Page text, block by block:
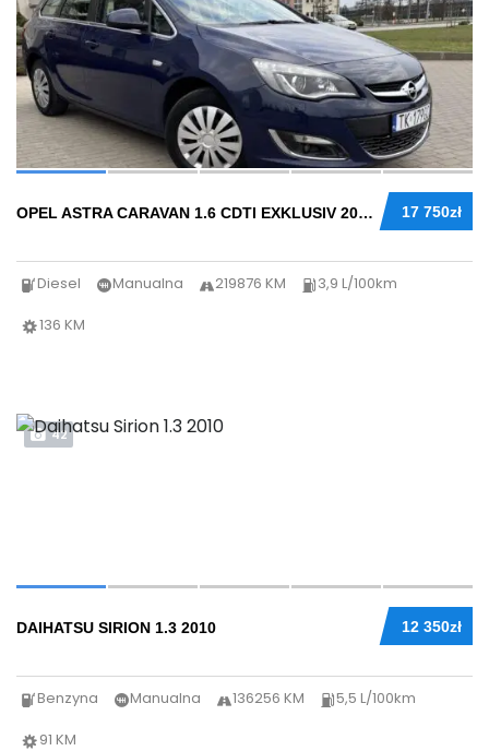
43
17 750zł
OPEL ASTRA CARAVAN 1.6 CDTI EXKLUSIV 2014...
Diesel Manualna 219876 KM
3,9 L/100km
136 KM
42
12 350zł
DAIHATSU SIRION 1.3 2010
Benzyna Manualna 136256 KM
5,5 L/100km
91 KM